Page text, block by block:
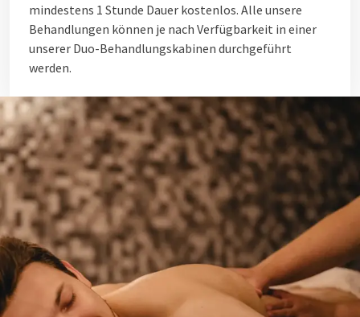
mindestens 1 Stunde Dauer kostenlos. Alle unsere
Behandlungen können je nach Verfügbarkeit in einer
unserer Duo-Behandlungskabinen durchgeführt
werden.